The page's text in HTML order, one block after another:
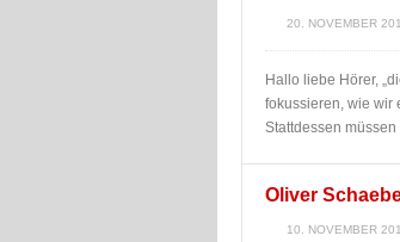
20. NOVEMBER
Hallo liebe Hörer,
fokussieren, wie wir
Stattdessen
Oliver
10. NOVEMBER